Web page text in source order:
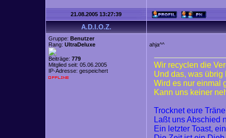
21.08.2005 13:27:39
A.D.I.O.Z.
Gruppe: Benutzer
Rang: UltraDeluxe
Beiträge: 779
Mitglied seit: 05.06.2005
IP-Adresse: gespeichert
ahja^^
Wir recyclen die
Und das, was übrig
Wird es nur einmal
Kann uns keiner
Trocknet eure
Laßt uns Abschied
Ein letzter Toast,